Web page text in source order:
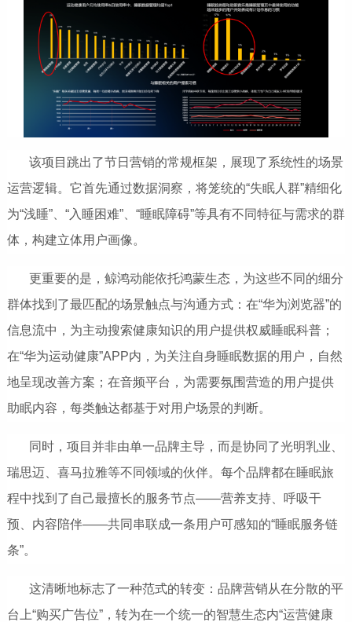
该项目跳出了节日营销的常规框架，展现了系统性的场景
运营逻辑。它首先通过数据洞察，将笼统的“失眠人群”精细化
为“浅睡”、“入睡困难”、“睡眠障碍”等具有不同特征与需求的群
体，构建立体用户画像。
更重要的是，鲸鸿动能依托鸿蒙生态，为这些不同的细分
群体找到了最匹配的场景触点与沟通方式：在“华为浏览器”的
信息流中，为主动搜索健康知识的用户提供权威睡眠科普；
在“华为运动健康”APP内，为关注自身睡眠数据的用户，自然
地呈现改善方案；在音频平台，为需要氛围营造的用户提供
助眠内容，每类触达都基于对用户场景的判断。
同时，项目并非由单一品牌主导，而是协同了光明乳业、
瑞思迈、喜马拉雅等不同领域的伙伴。每个品牌都在睡眠旅
程中找到了自己最擅长的服务节点——营养支持、呼吸干
预、内容陪伴——共同串联成一条用户可感知的“睡眠服务链
条”。
这清晰地标志了一种范式的转变：品牌营销从在分散的平
台上“购买广告位”，转为在一个统一的智慧生态内“运营健康